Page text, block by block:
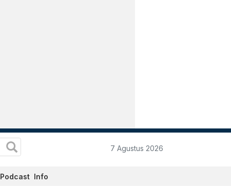
7 Agustus 2026
Podcast Info